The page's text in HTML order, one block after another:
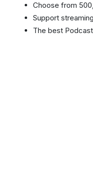
Choose from
Support
The best